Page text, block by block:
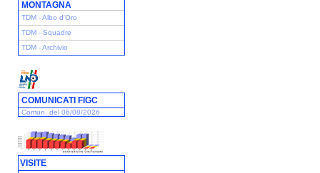
MONTAGNA
TDM - Albo d'Oro
TDM - Squadre
TDM - Archivio
COMUNICATI FIGC
Comun. del 06/08/2026
VISITE